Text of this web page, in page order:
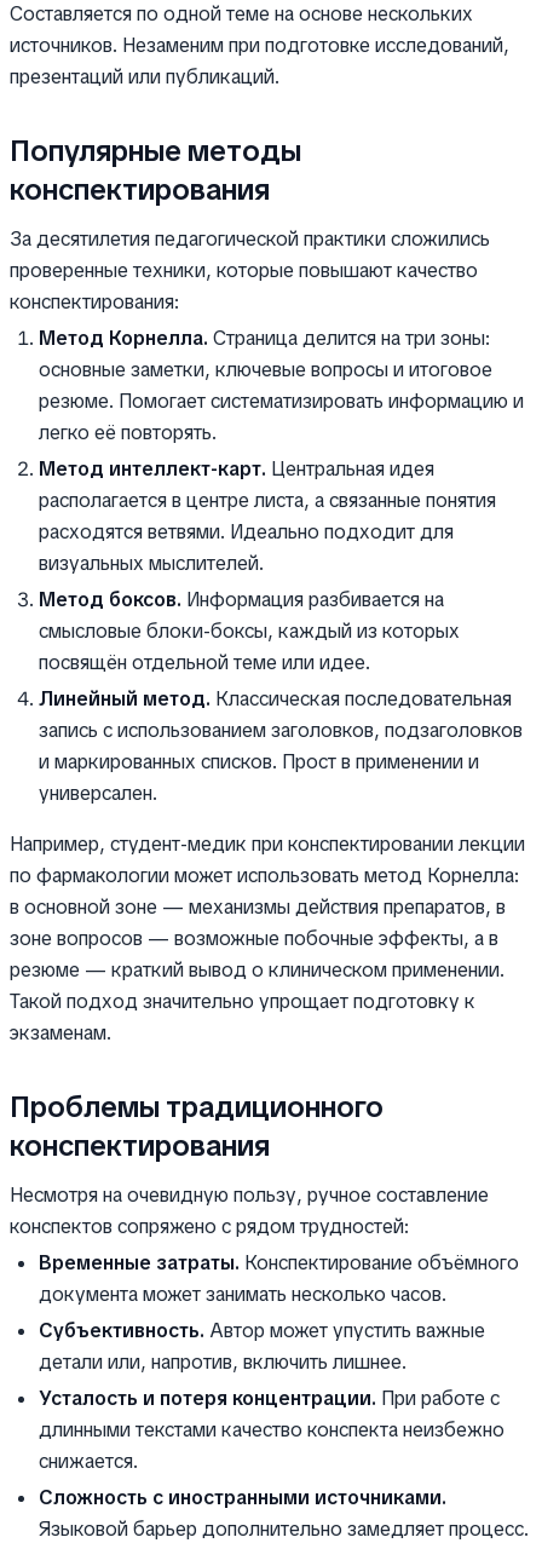
Составляется по одной теме на основе нескольких
источников. Незаменим при подготовке исследований,
презентаций или публикаций.
Популярные методы
конспектирования
За десятилетия педагогической практики сложились
проверенные техники, которые повышают качество
конспектирования:
Метод Корнелла. Страница делится на три зоны:
основные заметки, ключевые вопросы и итоговое
резюме. Помогает систематизировать информацию и
легко её повторять.
Метод интеллект-карт. Центральная идея
располагается в центре листа, а связанные понятия
расходятся ветвями. Идеально подходит для
визуальных мыслителей.
Метод боксов. Информация разбивается на
смысловые блоки-боксы, каждый из которых
посвящён отдельной теме или идее.
Линейный метод. Классическая последовательная
запись с использованием заголовков, подзаголовков
и маркированных списков. Прост в применении и
универсален.
Например, студент-медик при конспектировании лекции
по фармакологии может использовать метод Корнелла:
в основной зоне — механизмы действия препаратов, в
зоне вопросов — возможные побочные эффекты, а в
резюме — краткий вывод о клиническом применении.
Такой подход значительно упрощает подготовку к
экзаменам.
Проблемы традиционного
конспектирования
Несмотря на очевидную пользу, ручное составление
конспектов сопряжено с рядом трудностей:
Временные затраты. Конспектирование объёмного
документа может занимать несколько часов.
Субъективность. Автор может упустить важные
детали или, напротив, включить лишнее.
Усталость и потеря концентрации. При работе с
длинными текстами качество конспекта неизбежно
снижается.
Сложность с иностранными источниками.
Языковой барьер дополнительно замедляет процесс.